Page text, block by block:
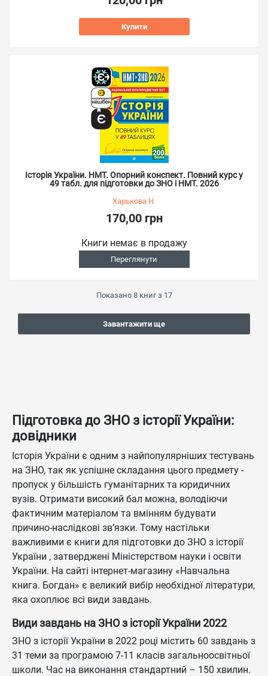
Купити
Історія України. НМТ. Опорний конспект. Повний курс у
49 табл. для підготовки до ЗНО і НМТ. 2026
Харькова Н.
170,00 грн
Книги немає в продажу
Переглянути
Показано 8книг з 17
Завантажити ще
Підготовка до ЗНО з історії України:
довідники
Історія України є одним з найпопулярніших тестувань
на ЗНО, так як успішне складання цього предмету -
пропуск у більшість гуманітарних та юридичних
вузів. Отримати високий бал можна, володіючи
фактичним матеріалом та вмінням будувати
причино-наслідкові зв’язки. Тому настільки
важливими є книги для підготовки до ЗНО з історії
України , затверджені Міністерством науки і освіти
України. На сайті інтернет-магазину «Навчальна
книга. Богдан» є великий вибір необхідної літератури,
яка охоплює всі види завдань.
Види завдань на ЗНО з історії України 2022
ЗНО з історії України в 2022 році містить 60 завдань з
31 теми за програмою 7-11 класів загальноосвітньої
школи. Час на виконання стандартний – 150 хвилин.